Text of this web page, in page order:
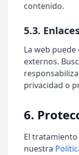
contenido.
5.3.
La web
externos.
privacidad o
6.
El
nuestra